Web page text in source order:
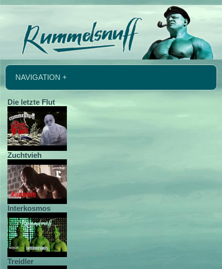
NAVIGATION +
Die letzte Flut
Zuchtvieh
Interkosmos
Treidler